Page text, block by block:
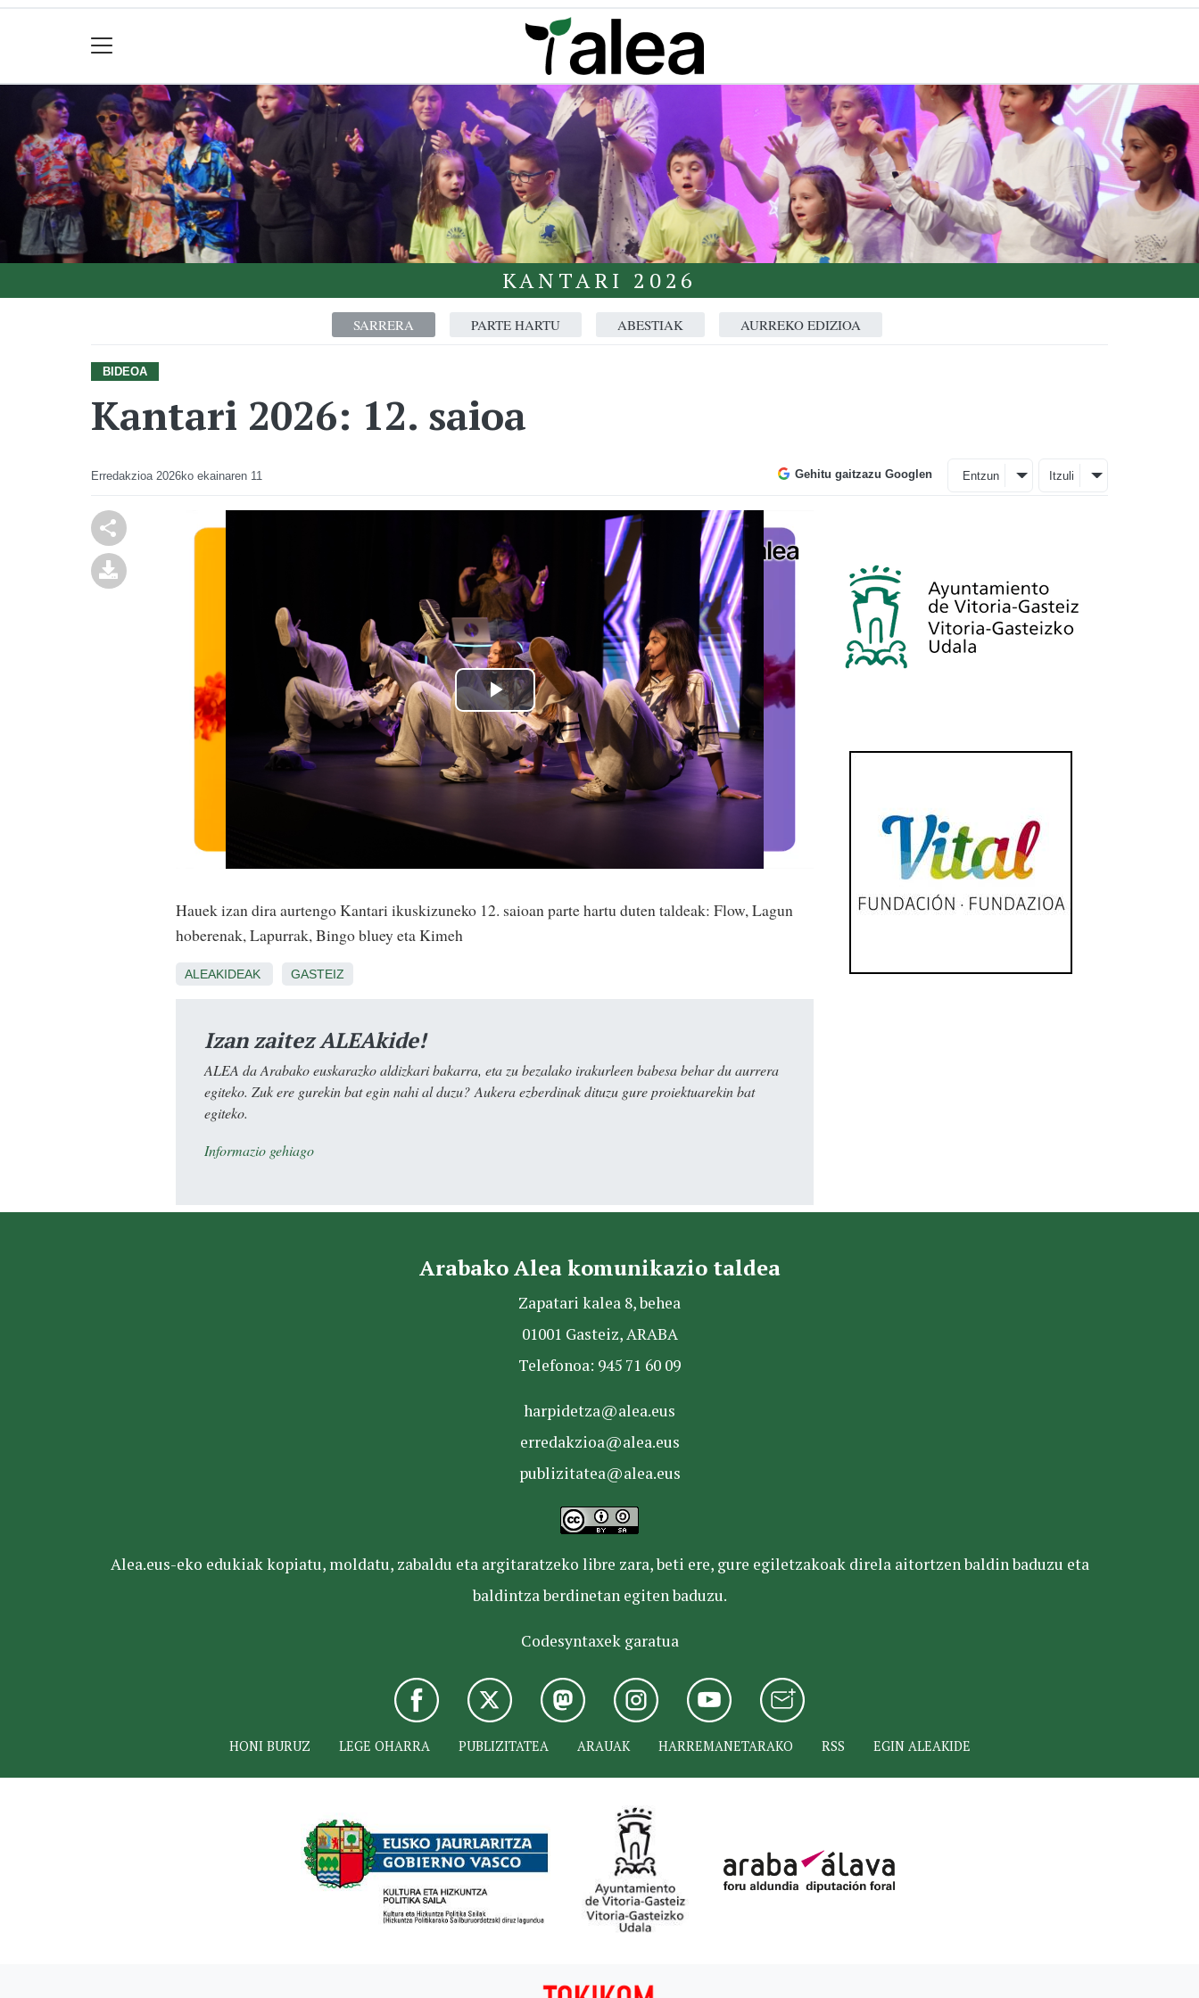
KANTARI 2026
SARRERA PARTE HARTU ABESTIAK AURREKO EDIZIOA
BIDEOA
Kantari 2026: 12. saioa
Erredakzioa 2026ko ekainaren 11 Gehitu gaitzazu Googlen Entzun Itzuli
Hauek izan dira aurtengo Kantari ikuskizuneko 12. saioan parte hartu duten taldeak: Flow, Lagun
hoberenak, Lapurrak, Bingo bluey eta Kimeh
ALEAKIDEAK GASTEIZ
Izan zaitez ALEAkide!
ALEA da Arabako euskarazko aldizkari bakarra, eta zu bezalako irakurleen babesa behar du aurrera
egiteko. Zuk ere gurekin bat egin nahi al duzu? Aukera ezberdinak dituzu gure proiektuarekin bat
egiteko.
Informazio gehiago
Arabako Alea komunikazio taldea
Zapatari kalea 8, behea
01001 Gasteiz, ARABA
Telefonoa: 945 71 60 09
harpidetza@alea.eus
erredakzioa@alea.eus
publizitatea@alea.eus
Alea.eus-eko edukiak kopiatu, moldatu, zabaldu eta argitaratzeko libre zara, beti ere, gure egiletzakoak direla aitortzen baldin baduzu eta
baldintza berdinetan egiten baduzu.
Codesyntaxek garatua
HONI BURUZ LEGE OHARRA PUBLIZITATEA ARAUAK HARREMANETARAKO RSS EGIN ALEAKIDE